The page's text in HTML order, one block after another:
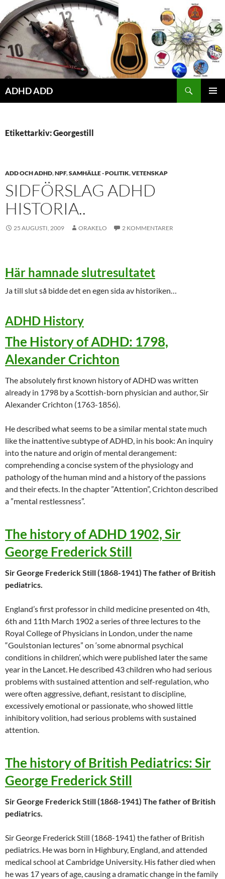
Hoppa
till
innehåll
ADHD ADD
Etikettarkiv: Georgestill
ADD OCH ADHD,NPF,SAMHÄLLE - POLITIK,VETENSKAP
SIDFÖRSLAG ADHD
HISTORIA..
25 AUGUSTI, 2009 ORAKELO 2 KOMMENTARER
Här hamnade slutresultatet
Ja till slut så bidde det en egen sida av historiken…
ADHD History
The History of ADHD: 1798,
Alexander Crichton
The absolutely first known history of ADHD was written
already in 1798 by a Scottish-born physician and author, Sir
Alexander Crichton (1763-1856).
He described what seems to be a similar mental state much
like the inattentive subtype of ADHD, in his book: An inquiry
into the nature and origin of mental derangement:
comprehending a concise system of the physiology and
pathology of the human mind and a history of the passions
and their efects. In the chapter ”Attention”, Crichton described
a ”mental restlessness”.
The history of ADHD 1902, Sir
George Frederick Still
Sir George Frederick Still (1868-1941) The father of British
pediatrics.
England’s first professor in child medicine presented on 4th,
6th and 11th March 1902 a series of three lectures to the
Royal College of Physicians in London, under the name
“Goulstonian lectures” on ‘some abnormal psychical
conditions in children’, which were published later the same
year in the Lancet. He described 43 children who had serious
problems with sustained attention and self-regulation, who
were often aggressive, defiant, resistant to discipline,
excessively emotional or passionate, who showed little
inhibitory volition, had serious problems with sustained
attention.
The history of British Pediatrics: Sir
George Frederick Still
Sir George Frederick Still (1868-1941) The father of British
pediatrics.
Sir George Frederick Still (1868-1941) the father of British
pediatrics. He was born in Highbury, England, and attended
medical school at Cambridge University. His father died when
he was 17 years of age, causing a dramatic change in the family